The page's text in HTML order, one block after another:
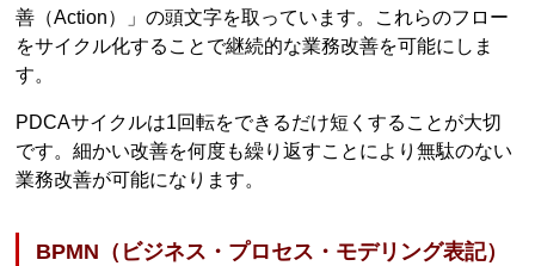
善（Action）」の頭文字を取っています。これらのフロー
をサイクル化することで継続的な業務改善を可能にしま
す。
PDCAサイクルは1回転をできるだけ短くすることが大切
です。細かい改善を何度も繰り返すことにより無駄のない
業務改善が可能になります。
BPMN（ビジネス・プロセス・モデリング表記）